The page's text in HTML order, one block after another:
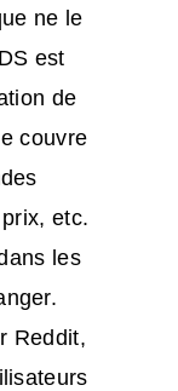
ne le
est
de
couvre
etc.
les
Reddit,